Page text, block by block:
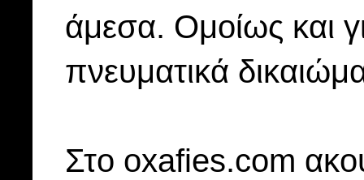
άμεσα. Ομοίως και
πνευματικά
Στo oxafies.com